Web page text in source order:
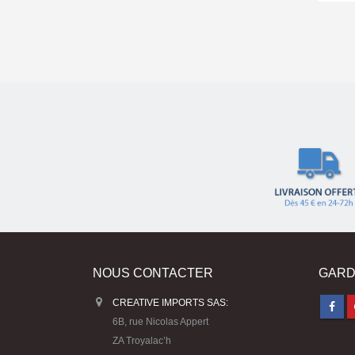
NOUS CONTACTER
CREATIVE IMPORTS SAS:
6B, rue Nicolas Appert
ZA Troyalac’h